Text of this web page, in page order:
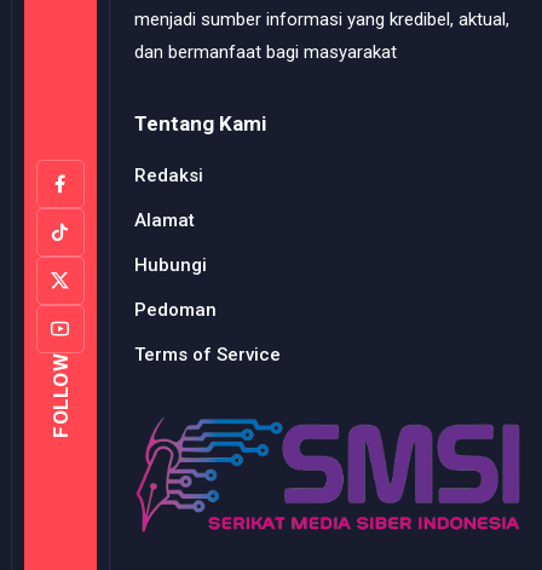
FOLLOW
menjadi sumber informasi yang kredibel, aktual,
dan bermanfaat bagi masyarakat
Tentang Kami
Redaksi
Alamat
Hubungi
Pedoman
Terms of Service